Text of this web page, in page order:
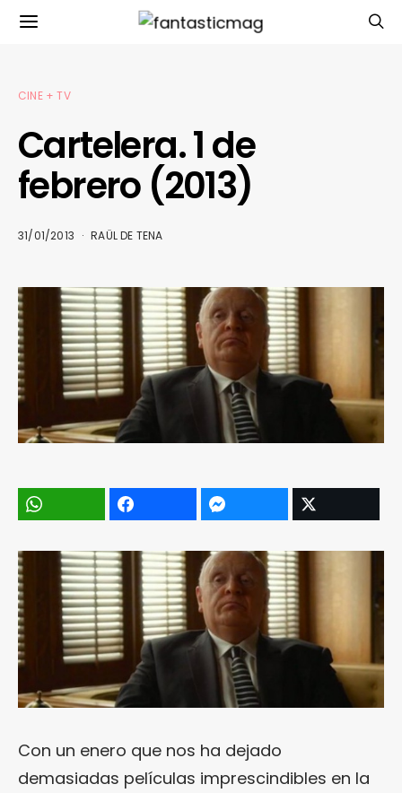
CINE + TV
Cartelera. 1 de
febrero (2013)
31/01/2013 RAÜL DE TENA
Con un enero que nos ha dejado
demasiadas películas imprescindibles en la